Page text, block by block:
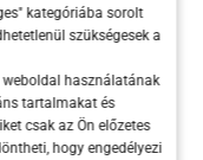
kategóriába sorolt
szükségesek a
használatának
tartalmakat és
csak az Ön előzetes
hogy engedélyezi